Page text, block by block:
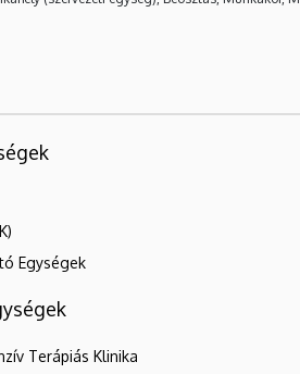
Egységek
Terápiás Klinika